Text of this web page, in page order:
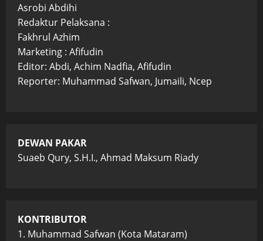
Asrobi Abdihi
Redaktur Pelaksana :
Fakhrul Azhim
Marketing : Afifudin
Editor: Abdi, Achim Nadfia, Afifudin
Reporter: Muhammad Safwan, Jumaili, Ncep
DEWAN PAKAR
Suaeb Qury, S.H.I., Ahmad Maksum Riady
KONTRIBUTOR
1. Muhammad Safwan (Kota Mataram)